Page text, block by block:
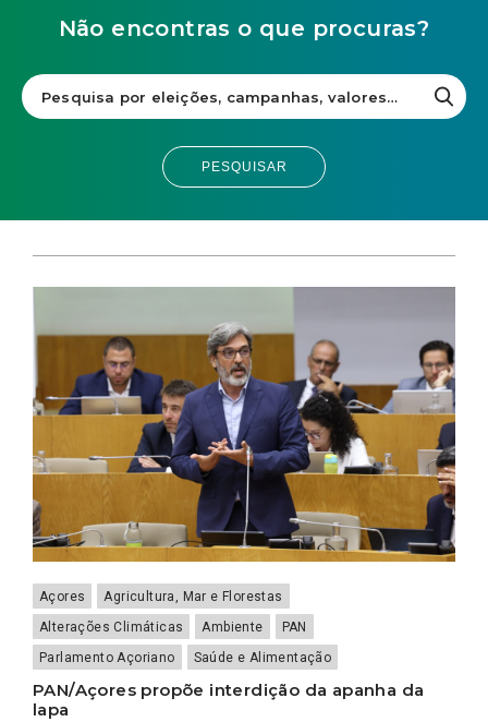
Não encontras o que procuras?
PESQUISAR
Açores
Agricultura, Mar e Florestas
Alterações Climáticas
Ambiente
PAN
Parlamento Açoriano
Saúde e Alimentação
PAN/Açores propõe interdição da apanha da
lapa